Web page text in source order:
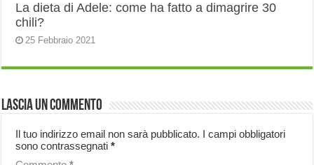
La dieta di Adele: come ha fatto a dimagrire 30
chili?
25 Febbraio 2021
Lascia un commento
Il tuo indirizzo email non sarà pubblicato. I campi obbligatori
sono contrassegnati*